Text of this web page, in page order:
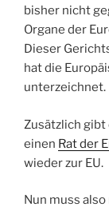
bisher nicht
Organe der
Dieser
hat die
unterzeichnet.
Zusätzlich gibt
einen Rat der
wieder zur EU.
Nun muss